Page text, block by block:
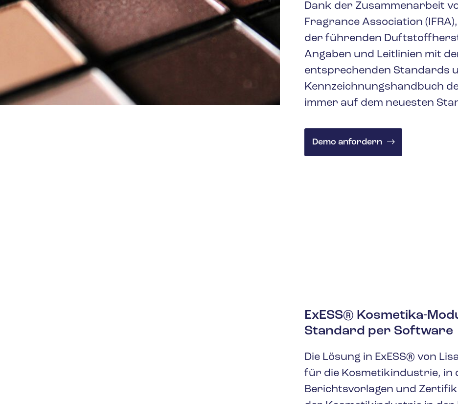
Dank der Zusammenarbeit
Fragrance Association
der führenden
Angaben und Leitlinien mit
entsprechenden Standards
Kennzeichnungshandbuch
immer auf dem neuesten
Demo anfordern
ExESS® Kosmetika-
Standard per Software
Die Lösung in ExESS® von
für die Kosmetikindustrie, in
Berichtsvorlagen und